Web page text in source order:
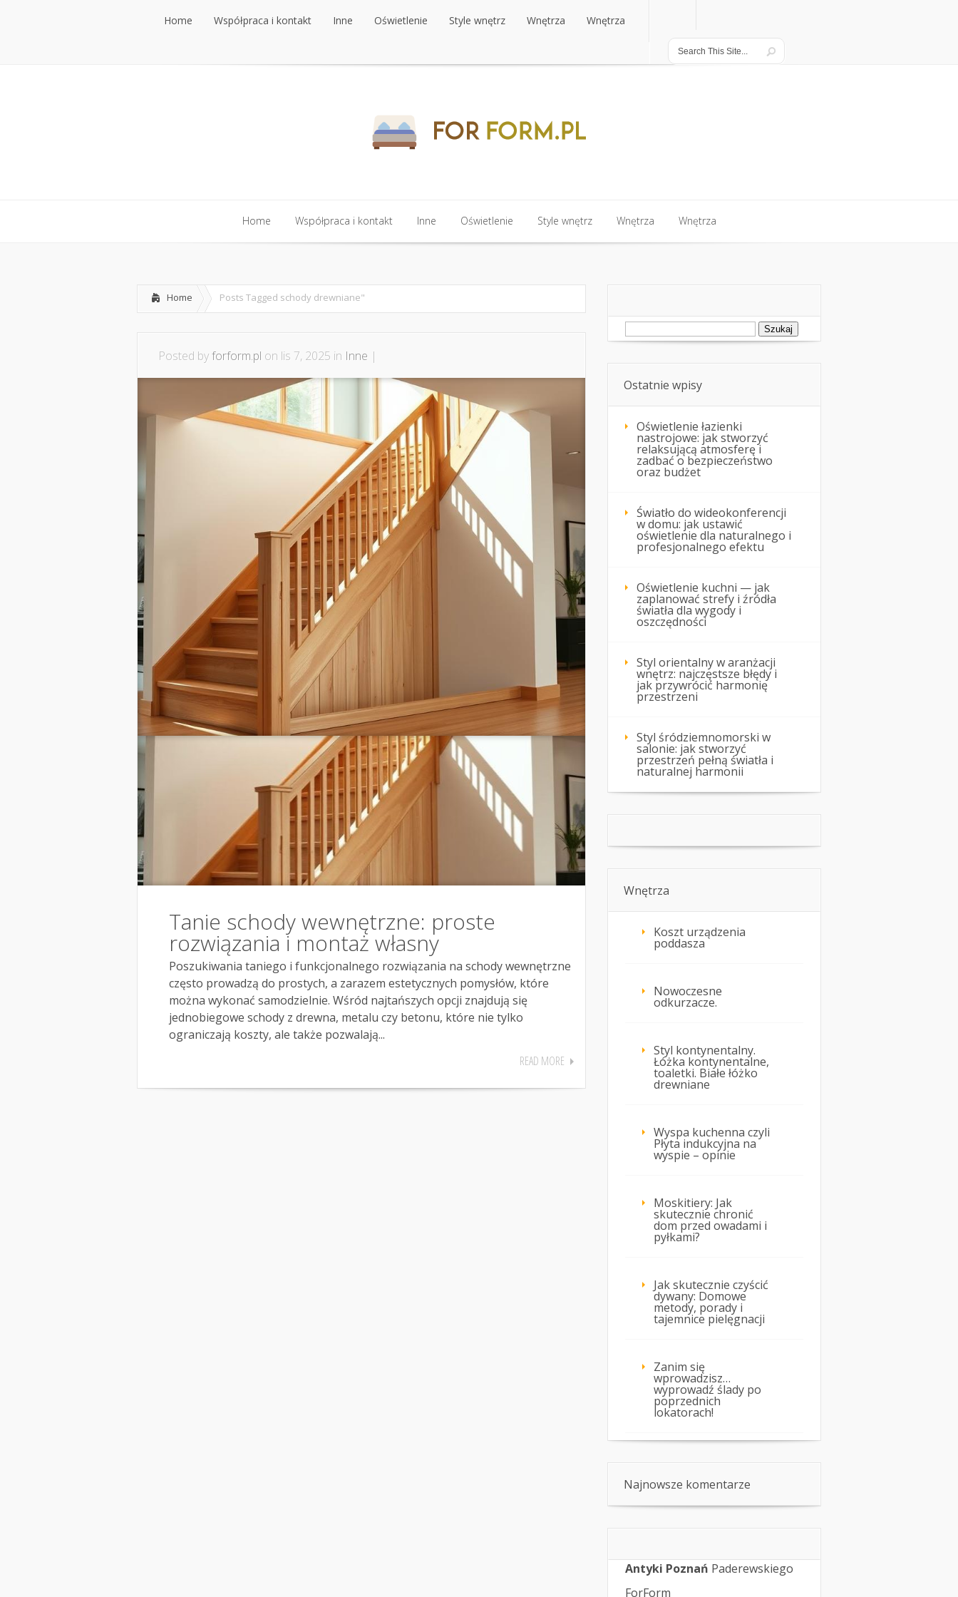
Home Współpraca i kontakt Inne Oświetlenie Style wnętrz Wnętrza Wnętrza
Home Współpraca i kontakt Inne Oświetlenie Style wnętrz Wnętrza Wnętrza
Home Posts Tagged schody drewniane"
Posted byforform.pl on lis 7, 2025 in Inne |
Tanie schody wewnętrzne: proste
rozwiązania i montaż własny
Poszukiwania taniego i funkcjonalnego rozwiązania na schody wewnętrzne
często prowadzą do prostych, a zarazem estetycznych pomysłów, które
można wykonać samodzielnie. Wśród najtańszych opcji znajdują się
jednobiegowe schody z drewna, metalu czy betonu, które nie tylko
ograniczają koszty, ale także pozwalają...
READ MORE
Szukaj:
Ostatnie wpisy
Oświetlenie łazienki
nastrojowe: jak stworzyć
relaksującą atmosferę i
zadbać o bezpieczeństwo
oraz budżet
Światło do wideokonferencji
w domu: jak ustawić
oświetlenie dla naturalnego i
profesjonalnego efektu
Oświetlenie kuchni — jak
zaplanować strefy i źródła
światła dla wygody i
oszczędności
Styl orientalny w aranżacji
wnętrz: najczęstsze błędy i
jak przywrócić harmonię
przestrzeni
Styl śródziemnomorski w
salonie: jak stworzyć
przestrzeń pełną światła i
naturalnej harmonii
Wnętrza
Koszt urządzenia
poddasza
Nowoczesne
odkurzacze.
Styl kontynentalny.
Łóżka kontynentalne,
toaletki. Białe łóżko
drewniane
Wyspa kuchenna czyli
Płyta indukcyjna na
wyspie – opinie
Moskitiery: Jak
skutecznie chronić
dom przed owadami i
pyłkami?
Jak skutecznie czyścić
dywany: Domowe
metody, porady i
tajemnice pielęgnacji
Zanim się
wprowadzisz…
wyprowadź ślady po
poprzednich
lokatorach!
Najnowsze komentarze
Antyki Poznań Paderewskiego
ForForm